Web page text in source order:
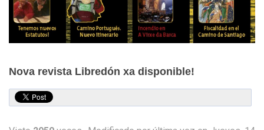
Nova revista Libredón xa disponible!